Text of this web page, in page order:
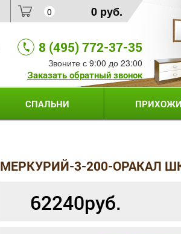
0 0 руб.
8 (495) 772-37-35
Звоните с 9:00 до 23:00
Заказать обратный звонок
СПАЛЬНИ
МЕРКУРИЙ-3-200-ОРАКАЛ
62240руб.